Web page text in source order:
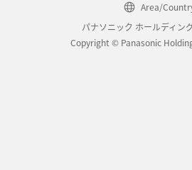
Area/
パナソニック ホールディン
Copyright © Panasonic